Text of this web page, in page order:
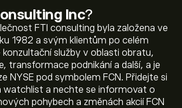
Inc?
FTI consulting byla založena ve
1982 a svým klientům po celém
služby v oblasti obratu,
transformace podnikání a další, a je
NYSE pod symbolem FCN. Přidejte si
watchlist a nechte se informovat o
pohybech a změnách akcií FCN
FCN je 150.87‎$‎.